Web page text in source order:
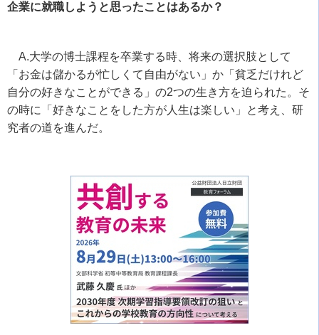
企業に就職しようと思ったことはあるか？
A.大学の博士課程を卒業する時、将来の選択肢として
「お金は儲かるが忙しくて自由がない」か「貧乏だけれど
自分の好きなことができる」の2つの生き方を迫られた。そ
の時に「好きなことをした方が人生は楽しい」と考え、研
究者の道を進んだ。